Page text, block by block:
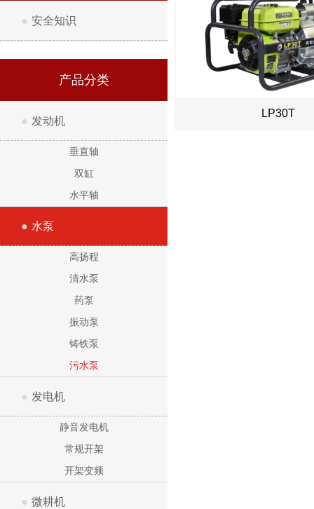
● 安全知识
产品分类
● 发动机
垂直轴
双缸
水平轴
● 水泵
高扬程
清水泵
药泵
振动泵
铸铁泵
污水泵
● 发电机
静音发电机
常规开架
开架变频
● 微耕机
LP30T